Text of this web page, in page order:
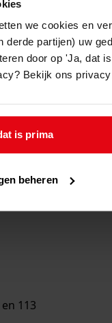
we cookies en
derde partijen) uw
door op 'Ja, dat
Bekijk ons
is prima
beheren
1977
113